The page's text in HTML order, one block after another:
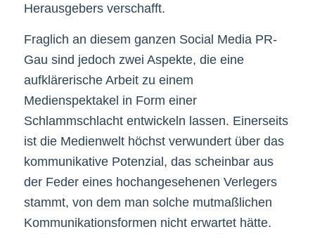
Herausgebers verschafft.
Fraglich an diesem ganzen Social Media PR-
Gau sind jedoch zwei Aspekte, die eine
aufklärerische Arbeit zu einem
Medienspektakel in Form einer
Schlammschlacht entwickeln lassen. Einerseits
ist die Medienwelt höchst verwundert über das
kommunikative Potenzial, das scheinbar aus
der Feder eines hochangesehenen Verlegers
stammt, von dem man solche mutmaßlichen
Kommunikationsformen nicht erwartet hätte.